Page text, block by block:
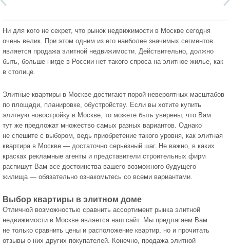
Ни для кого не секрет, что рынок недвижимости в Москве сегодня
очень велик. При этом одним из его наиболее значимых сегментов
является продажа элитной недвижимости. Действительно, должно
быть, больше нигде в России нет такого спроса на элитное жилье, как
в столице.
Элитные квартиры в Москве достигают порой невероятных масштабов
по площади, планировке, обустройству. Если вы хотите купить
элитную новостройку в Москве, то можете быть уверены, что Вам
тут же предложат множество самых разных вариантов. Однако
не спешите с выбором, ведь приобретение такого уровня, как элитная
квартира в Москве — достаточно серьёзный шаг. Не важно, в каких
красках рекламные агенты и представители строительных фирм
распишут Вам все достоинства вашего возможного будущего
жилища — обязательно ознакомьтесь со всеми вариантами.
Выбор квартиры в элитном доме
Отличной возможностью сравнить ассортимент рынка элитной
недвижимости в Москве является наш сайт. Мы предлагаем Вам
не только сравнить цены и расположение квартир, но и прочитать
отзывы о них других покупателей. Конечно, продажа элитной